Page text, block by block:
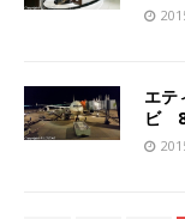
エテ
ビ